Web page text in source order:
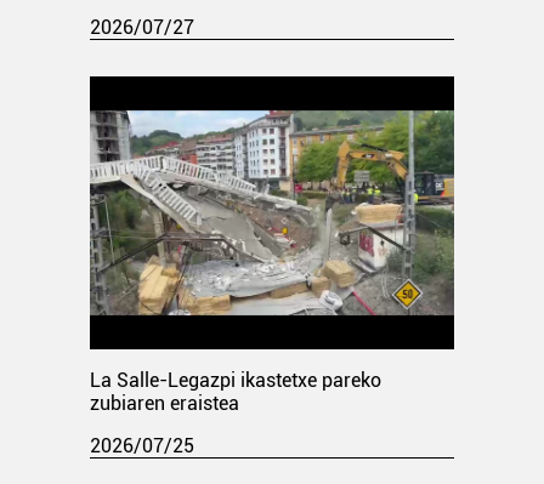
2026/07/27
La Salle-Legazpi ikastetxe pareko
zubiaren eraistea
2026/07/25